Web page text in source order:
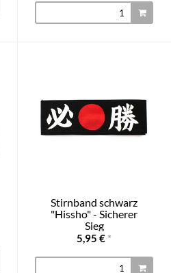
Stirnband schwarz
"Hissho" - Sicherer
Sieg
5,95 € *